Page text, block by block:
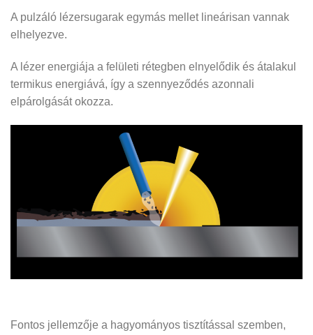
A pulzáló lézersugarak egymás mellet lineárisan vannak
elhelyezve.
A lézer energiája a felületi rétegben elnyelődik és átalakul
termikus energiává, így a szennyeződés azonnali
elpárolgását okozza.
Fontos jellemzője a hagyományos tisztítással szemben,